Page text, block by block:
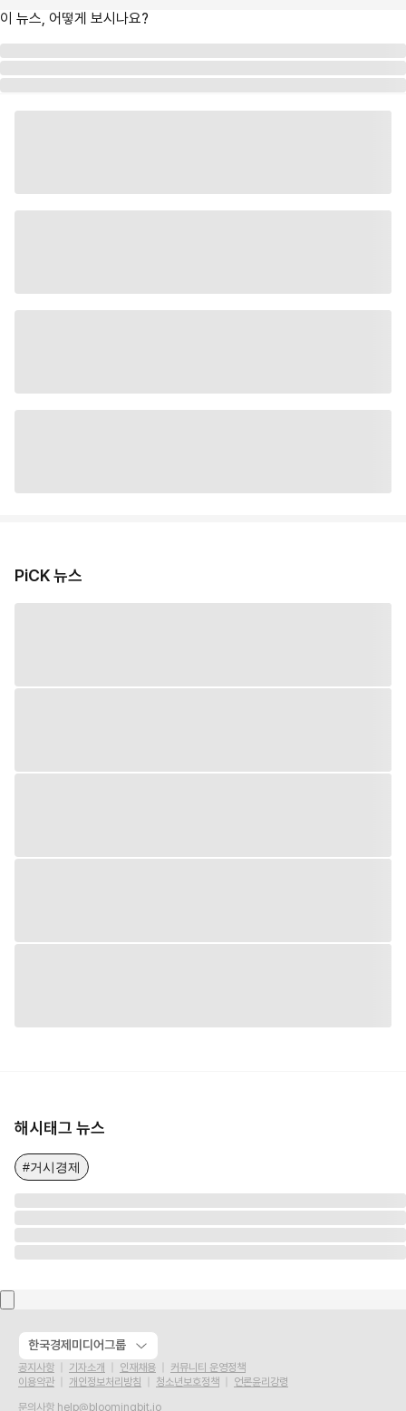
이 뉴스, 어떻게 보시나요?
PiCK 뉴스
해시태그 뉴스
#거시경제
한국경제미디어그룹
공지사항 기자소개 인재채용
커뮤니티 운영정책
이용약관
개인정보처리방침 청소년보호정책
언론윤리강령
문의사항 help@bloomingbit.io